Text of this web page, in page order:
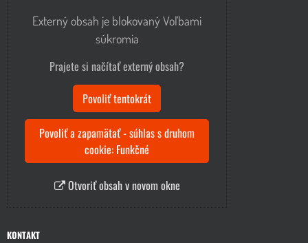
Externý obsah je blokovaný Voľbami
súkromia
Prajete si načítať externý obsah?
Povoliť tentokrát
Povoliť a zapamätať - súhlas s druhom
cookie: Funkčné
Otvoriť obsah v novom okne
KONTAKT